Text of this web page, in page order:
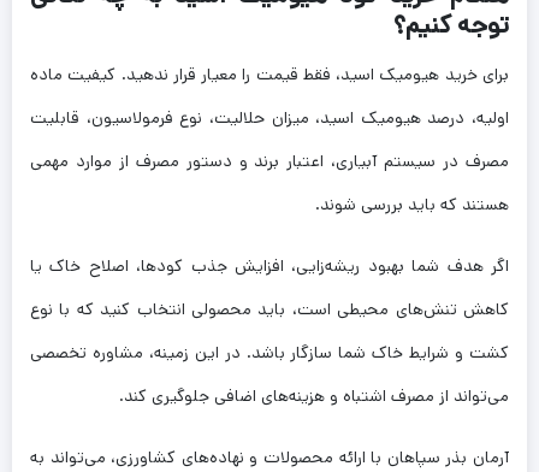
توجه کنیم؟
برای خرید هیومیک اسید، فقط قیمت را معیار قرار ندهید. کیفیت ماده
اولیه، درصد هیومیک اسید، میزان حلالیت، نوع فرمولاسیون، قابلیت
مصرف در سیستم آبیاری، اعتبار برند و دستور مصرف از موارد مهمی
هستند که باید بررسی شوند.
اگر هدف شما بهبود ریشه‌زایی، افزایش جذب کودها، اصلاح خاک یا
کاهش تنش‌های محیطی است، باید محصولی انتخاب کنید که با نوع
کشت و شرایط خاک شما سازگار باشد. در این زمینه، مشاوره تخصصی
می‌تواند از مصرف اشتباه و هزینه‌های اضافی جلوگیری کند.
آرمان بذر سپاهان با ارائه محصولات و نهاده‌های کشاورزی، می‌تواند به